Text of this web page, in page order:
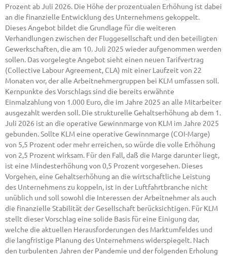
Prozent ab Juli 2026. Die Höhe der prozentualen Erhöhung ist dabei
an die finanzielle Entwicklung des Unternehmens gekoppelt.
Dieses Angebot bildet die Grundlage für die weiteren
Verhandlungen zwischen der Fluggesellschaft und den beteiligten
Gewerkschaften, die am 10. Juli 2025 wieder aufgenommen werden
sollen. Das vorgelegte Angebot sieht einen neuen Tarifvertrag
(Collective Labour Agreement, CLA) mit einer Laufzeit von 22
Monaten vor, der alle Arbeitnehmergruppen bei KLM umfassen soll.
Kernpunkte des Vorschlags sind die bereits erwähnte
Einmalzahlung von 1.000 Euro, die im Jahre 2025 an alle Mitarbeiter
ausgezahlt werden soll. Die strukturelle Gehaltserhöhung ab dem 1.
Juli 2026 ist an die operative Gewinnmarge von KLM im Jahre 2025
gebunden. Sollte KLM eine operative Gewinnmarge (COI-Marge)
von 5,5 Prozent oder mehr erreichen, so würde die volle Erhöhung
von 2,5 Prozent wirksam. Für den Fall, daß die Marge darunter liegt,
ist eine Mindesterhöhung von 0,5 Prozent vorgesehen. Dieses
Vorgehen, eine Gehaltserhöhung an die wirtschaftliche Leistung
des Unternehmens zu koppeln, ist in der Luftfahrtbranche nicht
unüblich und soll sowohl die Interessen der Arbeitnehmer als auch
die finanzielle Stabilität der Gesellschaft berücksichtigen. Für KLM
stellt dieser Vorschlag eine solide Basis für eine Einigung dar,
welche die aktuellen Herausforderungen des Marktumfeldes und
die langfristige Planung des Unternehmens widerspiegelt. Nach
den turbulenten Jahren der Pandemie und der folgenden Erholung